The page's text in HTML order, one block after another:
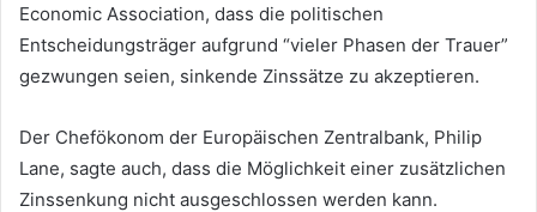
Economic Association, dass die politischen
Entscheidungsträger aufgrund “vieler Phasen der Trauer”
gezwungen seien, sinkende Zinssätze zu akzeptieren.
Der Chefökonom der Europäischen Zentralbank, Philip
Lane, sagte auch, dass die Möglichkeit einer zusätzlichen
Zinssenkung nicht ausgeschlossen werden kann.